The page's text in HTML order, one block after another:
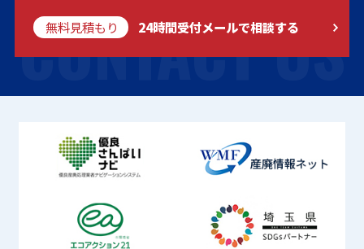
CONTACT US
無料見積もり 24時間受付メールで相談する